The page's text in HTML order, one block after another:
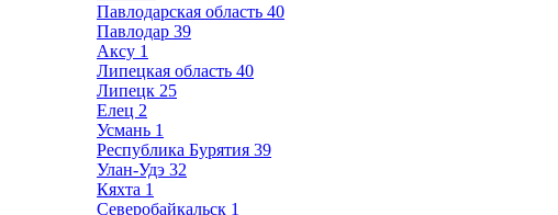
Павлодарская область 40
Павлодар 39
Аксу 1
Липецкая область 40
Липецк 25
Елец 2
Усмань 1
Республика Бурятия 39
Улан-Удэ 32
Кяхта 1
Северобайкальск 1